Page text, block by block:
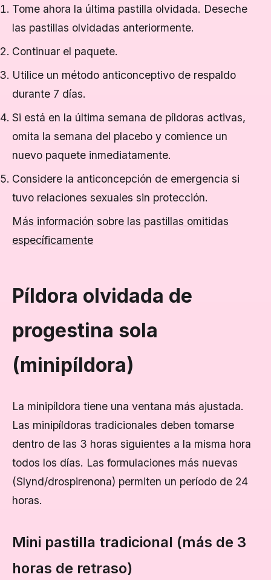
Tome ahora la última pastilla olvidada. Deseche
las pastillas olvidadas anteriormente.
Continuar el paquete.
Utilice un método anticonceptivo de respaldo
durante 7 días.
Si está en la última semana de píldoras activas,
omita la semana del placebo y comience un
nuevo paquete inmediatamente.
Considere la anticoncepción de emergencia si
tuvo relaciones sexuales sin protección.
Más información sobre las pastillas omitidas
específicamente
Píldora olvidada de
progestina sola
(minipíldora)
La minipíldora tiene una ventana más ajustada.
Las minipíldoras tradicionales deben tomarse
dentro de las 3 horas siguientes a la misma hora
todos los días. Las formulaciones más nuevas
(Slynd/drospirenona) permiten un período de 24
horas.
Mini pastilla tradicional (más de 3
horas de retraso)